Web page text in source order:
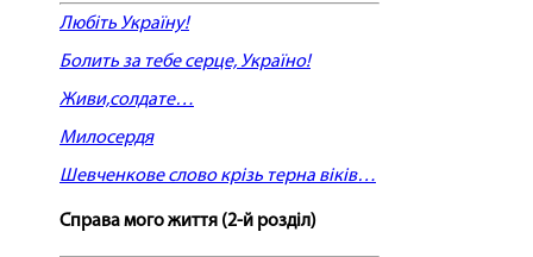
Любіть Україну!
Болить за тебе серце, Україно!
Живи,солдате…
Милосердя
Шевченкове слово крізь терна віків…
Справа мого життя (2-й розділ)